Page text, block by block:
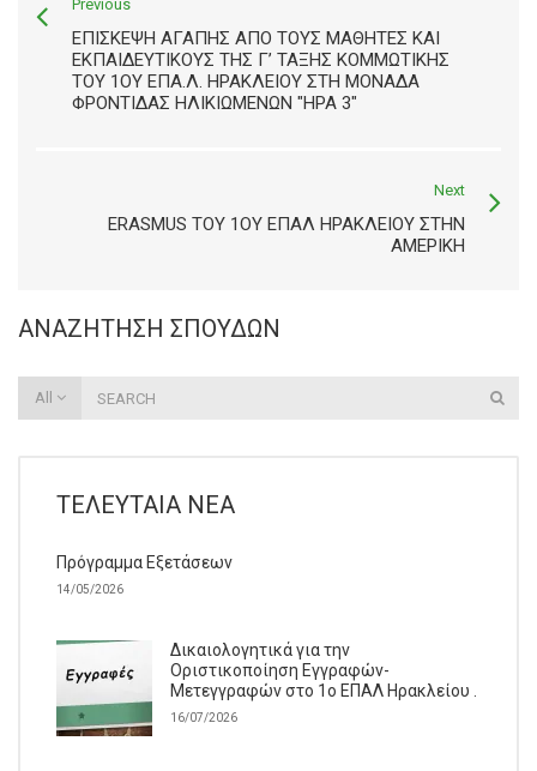
Previous
ΕΠΊΣΚΕΨΗ ΑΓΆΠΗΣ ΑΠΌ ΤΟΥΣ ΜΑΘΗΤΈΣ ΚΑΙ
ΕΚΠΑΙΔΕΥΤΙΚΟΎΣ ΤΗΣ Γ’ ΤΆΞΗΣ ΚΟΜΜΩΤΙΚΉΣ
ΤΟΥ 1ΟΥ ΕΠΑ.Λ. ΗΡΑΚΛΕΊΟΥ ΣΤΗ ΜΟΝΆΔΑ
ΦΡΟΝΤΊΔΑΣ ΗΛΙΚΙΩΜΈΝΩΝ "ΗΡΑ 3"
Next
ERASMUS ΤΟΥ 1ΟΥ ΕΠΑΛ ΗΡΑΚΛΕΊΟΥ ΣΤΗΝ
ΑΜΕΡΙΚΉ
ΑΝΑΖΉΤΗΣΗ ΣΠΟΥΔΏΝ
All
ΤΕΛΕΥΤΑΊΑ ΝΈΑ
Πρόγραμμα Εξετάσεων
14/05/2026
Δικαιολογητικά για την
Οριστικοποίηση Εγγραφών-
Μετεγγραφών στο 1ο ΕΠΑΛ Ηρακλείου .
16/07/2026